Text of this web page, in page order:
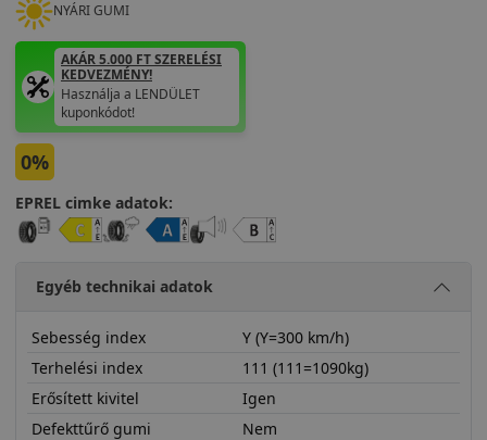
NYÁRI GUMI
AKÁR 5.000 FT SZERELÉSI
KEDVEZMÉNY!
Használja a LENDÜLET
kuponkódot!
0%
EPREL cimke adatok:
Egyéb technikai adatok
Sebesség index
Y (Y=300 km/h)
Terhelési index
111 (111=1090kg)
Erősített kivitel
Igen
Defekttűrő gumi
Nem